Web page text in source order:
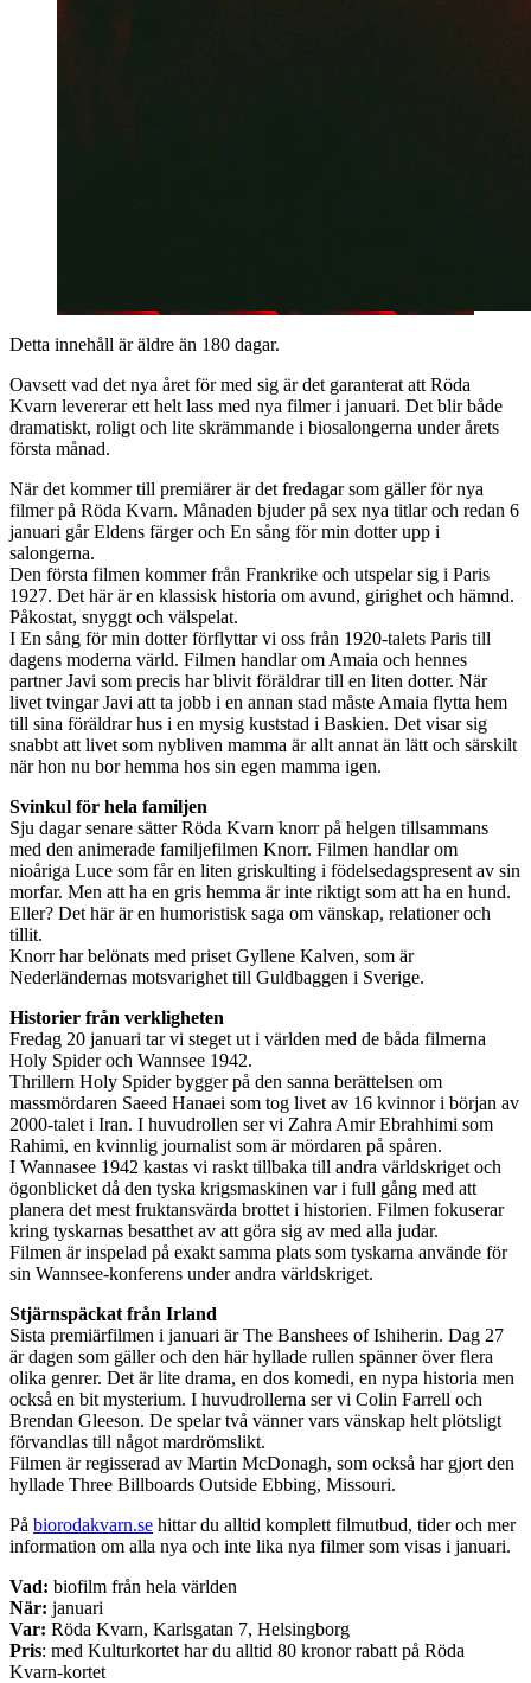
Detta innehåll är äldre än 180 dagar.
Oavsett vad det nya året för med sig är det garanterat att Röda
Kvarn levererar ett helt lass med nya filmer i januari. Det blir både
dramatiskt, roligt och lite skrämmande i biosalongerna under årets
första månad.
När det kommer till premiärer är det fredagar som gäller för nya
filmer på Röda Kvarn. Månaden bjuder på sex nya titlar och redan 6
januari går Eldens färger och En sång för min dotter upp i
salongerna.
Den första filmen kommer från Frankrike och utspelar sig i Paris
1927. Det här är en klassisk historia om avund, girighet och hämnd.
Påkostat, snyggt och välspelat.
I En sång för min dotter förflyttar vi oss från 1920-talets Paris till
dagens moderna värld. Filmen handlar om Amaia och hennes
partner Javi som precis har blivit föräldrar till en liten dotter. När
livet tvingar Javi att ta jobb i en annan stad måste Amaia flytta hem
till sina föräldrar hus i en mysig kuststad i Baskien. Det visar sig
snabbt att livet som nybliven mamma är allt annat än lätt och särskilt
när hon nu bor hemma hos sin egen mamma igen.
Svinkul för hela familjen
Sju dagar senare sätter Röda Kvarn knorr på helgen tillsammans
med den animerade familjefilmen Knorr. Filmen handlar om
nioåriga Luce som får en liten griskulting i födelsedagspresent av sin
morfar. Men att ha en gris hemma är inte riktigt som att ha en hund.
Eller? Det här är en humoristisk saga om vänskap, relationer och
tillit.
Knorr har belönats med priset Gyllene Kalven, som är
Nederländernas motsvarighet till Guldbaggen i Sverige.
Historier från verkligheten
Fredag 20 januari tar vi steget ut i världen med de båda filmerna
Holy Spider och Wannsee 1942.
Thrillern Holy Spider bygger på den sanna berättelsen om
massmördaren Saeed Hanaei som tog livet av 16 kvinnor i början av
2000-talet i Iran. I huvudrollen ser vi Zahra Amir Ebrahhimi som
Rahimi, en kvinnlig journalist som är mördaren på spåren.
I Wannasee 1942 kastas vi raskt tillbaka till andra världskriget och
ögonblicket då den tyska krigsmaskinen var i full gång med att
planera det mest fruktansvärda brottet i historien. Filmen fokuserar
kring tyskarnas besatthet av att göra sig av med alla judar.
Filmen är inspelad på exakt samma plats som tyskarna använde för
sin Wannsee-konferens under andra världskriget.
Stjärnspäckat från Irland
Sista premiärfilmen i januari är The Banshees of Ishiherin. Dag 27
är dagen som gäller och den här hyllade rullen spänner över flera
olika genrer. Det är lite drama, en dos komedi, en nypa historia men
också en bit mysterium. I huvudrollerna ser vi Colin Farrell och
Brendan Gleeson. De spelar två vänner vars vänskap helt plötsligt
förvandlas till något mardrömslikt.
Filmen är regisserad av Martin McDonagh, som också har gjort den
hyllade Three Billboards Outside Ebbing, Missouri.
På biorodakvarn.se hittar du alltid komplett filmutbud, tider och mer
information om alla nya och inte lika nya filmer som visas i januari.
Vad: biofilm från hela världen
När: januari
Var: Röda Kvarn, Karlsgatan 7, Helsingborg
Pris: med Kulturkortet har du alltid 80 kronor rabatt på Röda
Kvarn-kortet